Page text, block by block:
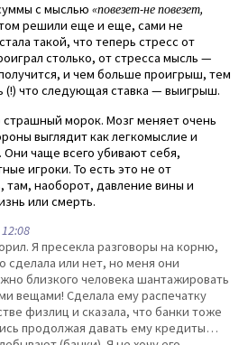
с мыслью «повезет-не повезет,
решили еще и еще, сами не
такой, что теперь стресс от
столько, от стресса мысль —
и чем больше проигрыш, тем
(!) что следующая ставка — выигрыш.
морок. Мозг меняет очень
выглядит как легкомыслие и
Они чаще всего убивают себя,
игроки. То есть это не от
там, наоборот, давление вины и
или смерть.
Я пресекла разговоры на корню,
сделала или нет, но меня они
близкого человека шантажировать
вещами! Сделала ему распечатку
физлиц и сказала, что банки тоже
продолжая давать ему кредиты…